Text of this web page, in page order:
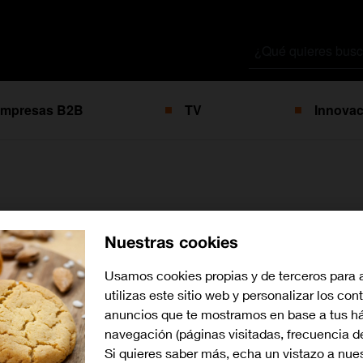
B2B TV
toda LaLiga y La
2020-2021
Nuestras cookies
Usamos cookies propias y de terceros para
utilizas este sitio web y personalizar los
anuncios que te mostramos en base a tus
navegación (páginas visitadas, frecuencia
Si quieres saber más, echa un vistazo a